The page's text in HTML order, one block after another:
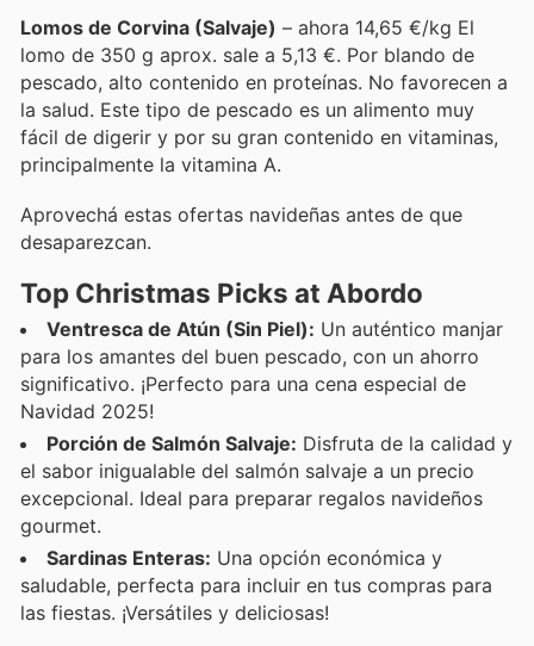
Lomos de Corvina (Salvaje) – ahora 14,65 €/kg El
lomo de 350 g aprox. sale a 5,13 €. Por blando de
pescado, alto contenido en proteínas. No favorecen a
la salud. Este tipo de pescado es un alimento muy
fácil de digerir y por su gran contenido en vitaminas,
principalmente la vitamina A.
Aprovechá estas ofertas navideñas antes de que
desaparezcan.
Top Christmas Picks at Abordo
Ventresca de Atún (Sin Piel): Un auténtico manjar
para los amantes del buen pescado, con un ahorro
significativo. ¡Perfecto para una cena especial de
Navidad 2025!
Porción de Salmón Salvaje: Disfruta de la calidad y
el sabor inigualable del salmón salvaje a un precio
excepcional. Ideal para preparar regalos navideños
gourmet.
Sardinas Enteras: Una opción económica y
saludable, perfecta para incluir en tus compras para
las fiestas. ¡Versátiles y deliciosas!